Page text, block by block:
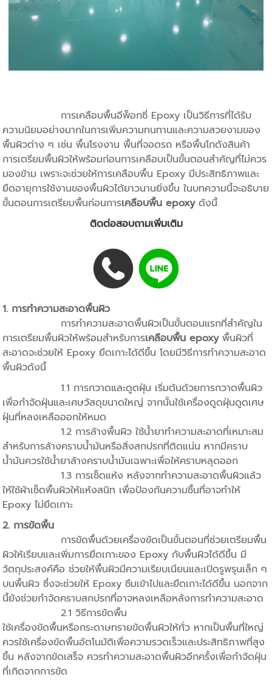
การเคลือบพื้นอีพ็อกซี่ Epoxy เป็นวิธีการที่ได้รับ
ความนิยมอย่างมากในการเพิ่มความทนทานและความสวยงามของ
พื้นผิวต่าง ๆ เช่น พื้นโรงงาน พื้นที่จอดรถ หรือพื้นโกดังสินค้า
การเตรียมพื้นผิวให้พร้อมก่อนการเคลือบเป็นขั้นตอนสำคัญที่ไม่ควร
มองข้าม เพราะจะช่วยให้การเคลือบพื้น Epoxy มีประสิทธิภาพและ
ยืดอายุการใช้งานของพื้นผิวได้ยาวนานยิ่งขึ้น ในบทความนี้จะอธิบาย
ขั้นตอนการเตรียมพื้นก่อนการเคลือบพื้น epoxyดังนี้
ติดต่อสอบถามเพิ่มเติม
1. การทำความสะอาดพื้นผิว
การทำความสะอาดพื้นผิวเป็นขั้นตอนแรกที่สำคัญใน
การเตรียมพื้นผิวให้พร้อมสำหรับการเคลือบพื้น epoxy พื้นผิวที่
สะอาดจะช่วยให้ Epoxy ยึดเกาะได้ดีขึ้น โดยมีวิธีการทำความสะอาด
พื้นผิวดังนี้
1.1 การกวาดและดูดฝุ่น เริ่มต้นด้วยการกวาดพื้นผิว
เพื่อกำจัดฝุ่นและเศษวัสดุขนาดใหญ่ จากนั้นใช้เครื่องดูดฝุ่นดูดเศษ
ฝุ่นที่หลงเหลือออกให้หมด
1.2 การล้างพื้นผิว ใช้น้ำยาทำความสะอาดที่เหมาะสม
สำหรับการล้างคราบน้ำมันหรือสิ่งสกปรกที่ติดแน่น หากมีคราบ
น้ำมันควรใช้น้ำยาล้างคราบน้ำมันเฉพาะเพื่อให้คราบหลุดออก
1.3 การเช็ดแห้ง หลังจากทำความสะอาดพื้นผิวแล้ว
ให้ใช้ผ้าเช็ดพื้นผิวให้แห้งสนิท เพื่อป้องกันความชื้นที่อาจทำให้
Epoxy ไม่ยึดเกาะ
2. การขัดพื้น
การขัดพื้นด้วยเครื่องขัดเป็นขั้นตอนที่ช่วยเตรียมพื้น
ผิวให้เรียบและเพิ่มการยึดเกาะของ Epoxy กับพื้นผิวได้ดีขึ้น มี
วัตถุประสงค์คือ ช่วยให้พื้นผิวมีความเรียบเนียนและเปิดรูพรุนเล็ก ๆ
บนพื้นผิว ซึ่งจะช่วยให้ Epoxy ซึมเข้าไปและยึดเกาะได้ดีขึ้น นอกจาก
นี้ยังช่วยกำจัดคราบสกปรกที่อาจหลงเหลือหลังการทำความสะอาด
2.1 วิธีการขัดพื้น
ใช้เครื่องขัดพื้นหรือกระดาษทรายขัดพื้นผิวให้ทั่ว หากเป็นพื้นที่ใหญ่
ควรใช้เครื่องขัดพื้นอัตโนมัติเพื่อความรวดเร็วและประสิทธิภาพที่สูง
ขึ้น หลังจากขัดเสร็จ ควรทำความสะอาดพื้นผิวอีกครั้งเพื่อกำจัดฝุ่น
ที่เกิดจากการขัด